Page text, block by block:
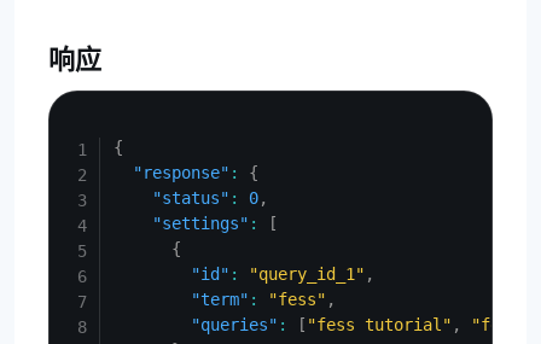
响应
{
"response" :
{
"status" : 0,
"settings" :
[
{
"id" : "query_id_1" ,
"term" : "fess" ,
"queries" : [ "fess tutorial" ,
"fess